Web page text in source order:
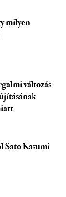
milyen
változás
Sato Kasumi